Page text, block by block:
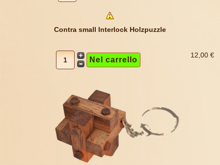
Contra small Interlock Holzpuzzle
12,00 €